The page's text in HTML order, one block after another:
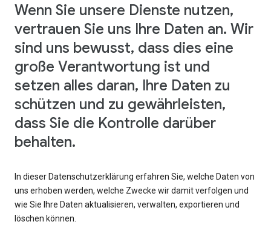
Wenn Sie unsere Dienste nutzen,
vertrauen Sie uns Ihre Daten an. Wir
sind uns bewusst, dass dies eine
große Verantwortung ist und
setzen alles daran, Ihre Daten zu
schützen und zu gewährleisten,
dass Sie die Kontrolle darüber
behalten.
In dieser Datenschutzerklärung erfahren Sie, welche Daten von
uns erhoben werden, welche Zwecke wir damit verfolgen und
wie Sie Ihre Daten aktualisieren, verwalten, exportieren und
löschen können.